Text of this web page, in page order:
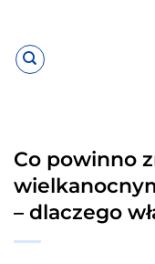
zawartości
Co powinno
– dlaczego